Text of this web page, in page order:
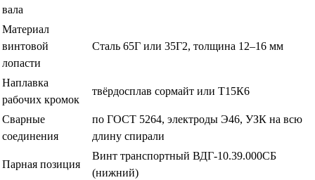
вала
Материал
винтовой
лопасти
Сталь 65Г или 35Г2, толщина 12–16 мм
Наплавка
рабочих кромок
твёрдосплав сормайт или Т15К6
Сварные
соединения
по ГОСТ 5264, электроды Э46, УЗК на всю
длину спирали
Парная позиция
Винт транспортный ВДГ-10.39.000СБ
(нижний)